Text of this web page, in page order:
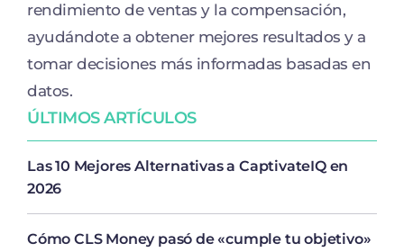
ÚLTIMOS ARTÍCULOS
Las 10 Mejores Alternativas a CaptivateIQ en
2026
Cómo CLS Money pasó de «cumple tu objetivo»
rendimiento de ventas y la compensación,
ayudándote a obtener mejores resultados y a
tomar decisiones más informadas basadas en
datos.